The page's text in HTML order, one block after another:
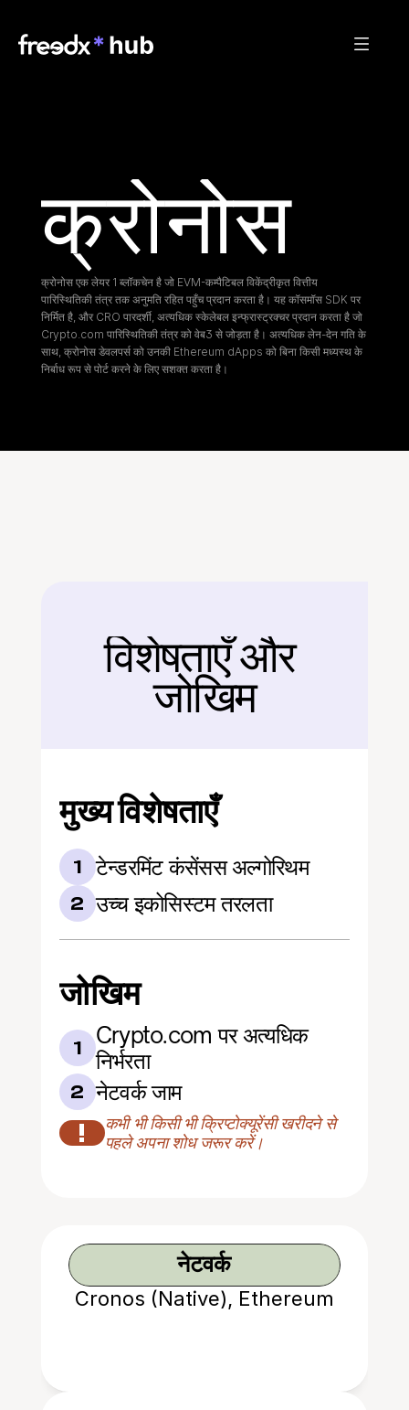
क्रोनोस
क्रोनोस एक लेयर 1 ब्लॉकचेन है जो EVM-कम्पैटिबल विकेंद्रीकृत वित्तीय
पारिस्थितिकी तंत्र तक अनुमति रहित पहुँच प्रदान करता है। यह कॉसमॉस SDK पर
निर्मित है, और CRO पारदर्शी, अत्यधिक स्केलेबल इन्फ्रास्ट्रक्चर प्रदान करता है जो
Crypto.com पारिस्थितिकी तंत्र को वेब3 से जोड़ता है। अत्यधिक लेन-देन गति के
साथ, क्रोनोस डेवलपर्स को उनकी Ethereum dApps को बिना किसी मध्यस्थ के
निर्बाध रूप से पोर्ट करने के लिए सशक्त करता है।
बैक
विशेषताएँ और
जोखिम
मुख्य विशेषताएँ
1 टेन्डरमिंट कंसेंसस अल्गोरिथम
2 उच्च इकोसिस्टम तरलता
जोखिम
1
Crypto.com पर अत्यधिक
निर्भरता
2 नेटवर्क जाम
!
कभी भी किसी भी क्रिप्टोक्यूरेंसी खरीदने से
पहले अपना शोध जरूर करें।
नेटवर्क
Cronos (Native), Ethereum